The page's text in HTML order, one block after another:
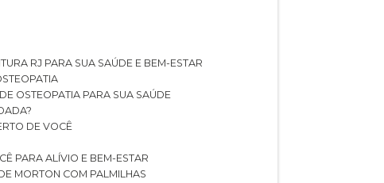
RJ PARA SUA SAÚDE E BEM-ESTAR
OSTEOPATIA PARA SUA SAÚDE
DE VOCÊ
PARA ALÍVIO E BEM-ESTAR
MORTON COM PALMILHAS